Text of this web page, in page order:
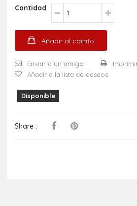
Cantidad
Añadir al carrito
Enviar a un amigo
Añadir a la lista de deseos
Disponible
Share :